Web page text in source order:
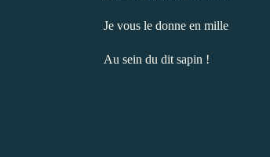
Je vous le donne en mille
Au sein du dit sapin !